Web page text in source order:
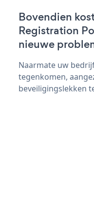
Bovendien
Registration
nieuwe
Naarmate uw
tegenkomen,
beveiligingslekken